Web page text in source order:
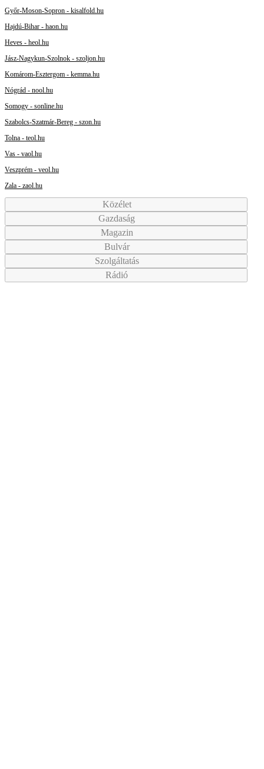
Győr-Moson-Sopron - kisalfold.hu
Hajdú-Bihar - haon.hu
Heves - heol.hu
Jász-Nagykun-Szolnok - szoljon.hu
Komárom-Esztergom - kemma.hu
Nógrád - nool.hu
Somogy - sonline.hu
Szabolcs-Szatmár-Bereg - szon.hu
Tolna - teol.hu
Vas - vaol.hu
Veszprém - veol.hu
Zala - zaol.hu
Közélet
Gazdaság
Magazin
Bulvár
Szolgáltatás
Rádió